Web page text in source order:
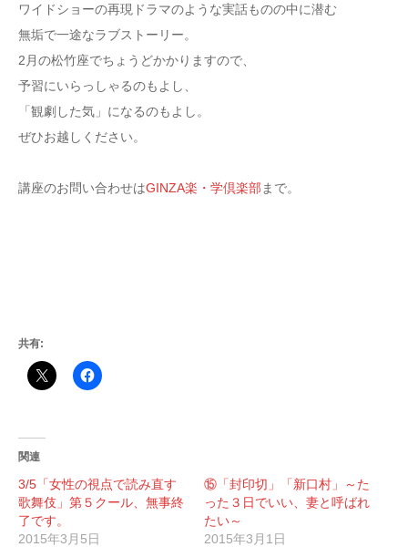
ワイドショーの再現ドラマのような実話ものの中に潜む
無垢で一途なラブストーリー。
2月の松竹座でちょうどかかりますので、
予習にいらっしゃるのもよし、
「観劇した気」になるのもよし。
ぜひお越しください。
講座のお問い合わせはGINZA楽・学倶楽部 まで。
共有:
関連
3/5「女性の視点で読み直す
歌舞伎」第５クール、無事終
了です。
2015年3月5日
⑮「封印切」「新口村」～た
った３日でいい、妻と呼ばれ
たい～
2015年3月1日